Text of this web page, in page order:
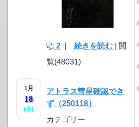
2 続きを読む | 閲
覧(48031)
1月
18
(土)
アトラス彗星確認でき
ず（250118）
カテゴリー